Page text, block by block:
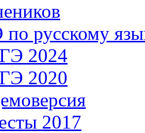
русскому
2024
2020
2017